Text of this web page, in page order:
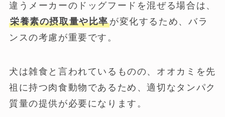
違うメーカーのドッグフードを混ぜる場合は、
栄養素の摂取量や比率が変化するため、バラ
ンスの考慮が重要です。
犬は雑食と言われているものの、オオカミを先
祖に持つ肉食動物であるため、適切なタンパク
質量の提供が必要になります。